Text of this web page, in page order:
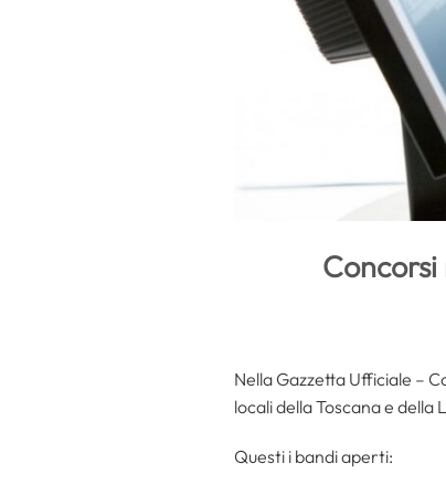
Nella Gazzetta Ufficiale –
locali della Toscana e della
Questi i bandi aperti: